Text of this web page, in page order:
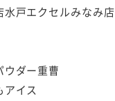
水戸エクセルみなみ店
ウダー重曹
アイス